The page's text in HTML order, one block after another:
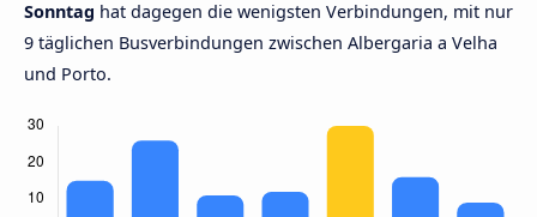
Sonntag hat dagegen die wenigsten Verbindungen, mit nur
9 täglichen Busverbindungen zwischen Albergaria a Velha
und Porto.